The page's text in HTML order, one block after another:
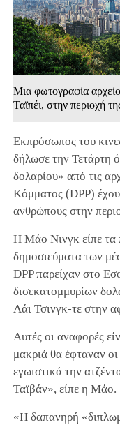
Μια φωτογραφία
Ταϊπέι, στην περιοχή
Εκπρόσωπος του
δήλωσε την Τετάρτη
δολαρίου» από τις
Κόμματος (DPP)
ανθρώπους στην
Η Μάο Νινγκ είπε
δημοσιεύματα των
DPP παρείχαν στο
δισεκατομμυρίων
Λάι Τσινγκ-τε στην
Αυτές οι αναφορές
μακριά θα έφταναν
εγωιστικά την
Ταϊβάν», είπε η Μάο.
«Η δαπανηρή